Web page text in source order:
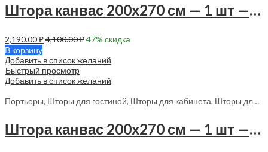
Штора канвас 200х270 см — 1 шт — 70098 в спальню, в гостиную
2,190.00₽4,100.00₽47% скидка
В корзину
Добавить в список желаний
Быстрый просмотр
Добавить в список желаний
Портьеры, Шторы для гостиной, Шторы для кабинета, Шторы для спальни
Штора канвас 200х270 см — 1 шт — 70111 в спальню, в гостиную